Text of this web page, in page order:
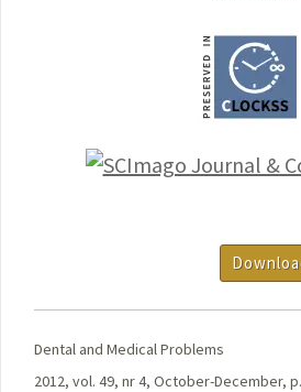
Dental and Medical Problems
2012, vol. 49, nr 4, October-December,